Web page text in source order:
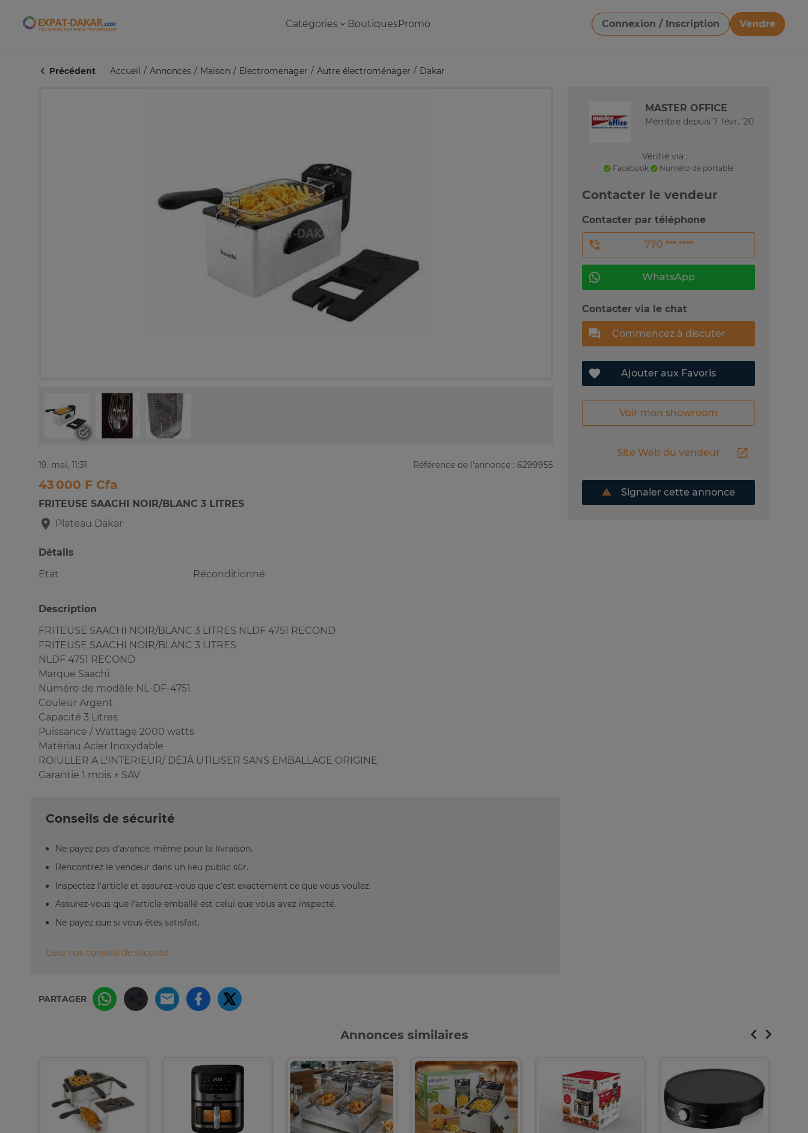
Expat-Dakar Catégories BoutiquesPromo Connexion / Inscription
Vendre
Télécharger une image
Précédent Accueil Annonces Maison Electromenager Autre électroménager Dakar
19. mai, 11:31 Référence de l'annonce : 6299955
43 000 F Cfa
FRITEUSE SAACHI NOIR/BLANC 3 LITRES
Plateau Dakar
Détails
Etat
Réconditionné
Description
FRITEUSE SAACHI NOIR/BLANC 3 LITRES NLDF 4751 RECOND
FRITEUSE SAACHI NOIR/BLANC 3 LITRES
NLDF 4751 RECOND
Marque Saachi
Numéro de modèle NL-DF-4751
Couleur ‎Argent
Capacité ‎3 Litres
Puissance / Wattage ‎2000 watts
Matériau Acier Inoxydable
ROIULLER A L'INTERIEUR/ DÉJÀ UTILISER SANS EMBALLAGE ORIGINE
Garantie 1 mois + SAV
Conseils de sécurité
Ne payez pas d’avance, même pour la livraison.
Rencontrez le vendeur dans un lieu public sûr.
Inspectez l’article et assurez-vous que c’est exactement ce que vous voulez.
Assurez-vous que l’article emballé est celui que vous avez inspecté.
Ne payez que si vous êtes satisfait.
Lisez nos conseils de sécurité
PARTAGER
MASTER OFFICE
Membre depuis 7. févr. '20
Vérifié via :
Facebook Numéro de portable
Contacter le vendeur
Contacter par téléphone
770 *** ****
WhatsApp
Contacter via le chat
Commencez à discuter
Ajouter aux Favoris
Voir mon showroom
Site Web du vendeur
Signaler cette annonce
Annonces similaires